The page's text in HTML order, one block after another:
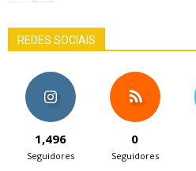
REDES SOCIAIS
1,496
Seguidores
0
Seguidores